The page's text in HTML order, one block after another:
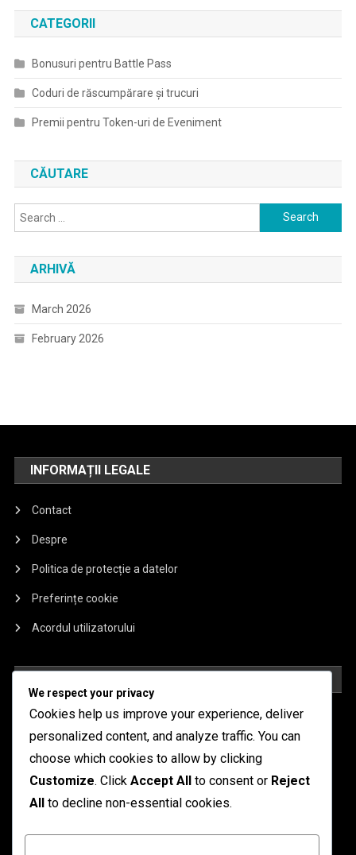
CATEGORII
Bonusuri pentru Battle Pass
Coduri de răscumpărare și trucuri
Premii pentru Token-uri de Eveniment
CĂUTARE
Search
for:
ARHIVĂ
March 2026
February 2026
INFORMAȚII LEGALE
Contact
Despre
Politica de protecție a datelor
Preferințe cookie
Acordul utilizatorului
Mech Arena Battle Pass: Descompunerea recompenselor
lunare
Mech Arena Battle Pass: Înțelegerea Cronologiei
Mech Arena Battle Pass: Maximizarea Investiției Tale
We respect your privacy
Cookies help us improve your experience, deliver
personalized content, and analyze traffic. You can
choose which cookies to allow by clicking
Customize. Click Accept All to consent or Reject
All to decline non-essential cookies.